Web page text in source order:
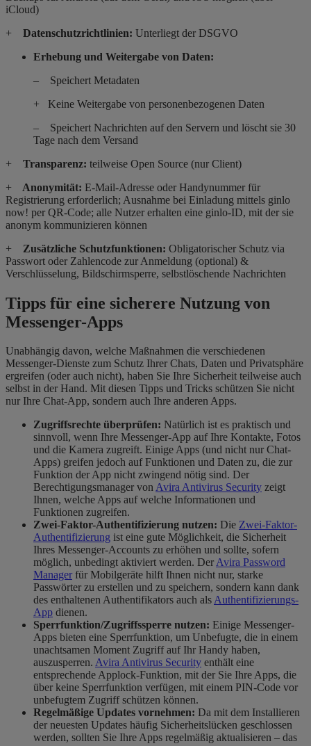
iCloud)
+ Datenschutzrichtlinien: Unterliegt der DSGVO
Erhebung und Weitergabe von Daten:
– Speichert Metadaten
+ Keine Weitergabe von personenbezogenen Daten
– Speichert Nachrichten auf den Servern und löscht sie 30
Tage nach dem Versand
+ Transparenz: teilweise Open Source (nur Client)
+ Anonymität: E-Mail-Adresse oder Handynummer für
Registrierung erforderlich; Ausnahme bei Einladung mittels ginlo
now! per QR-Code; alle Nutzer erhalten eine ginlo-ID, mit der sie
anonym kommunizieren können
+ Zusätzliche Schutzfunktionen: Obligatorischer Schutz via
Passwort oder Zahlencode zur Anmeldung (optional) &
Verschlüsselung, Bildschirmsperre, selbstlöschende Nachrichten
Tipps für eine sicherere Nutzung von
Messenger-Apps
Unabhängig davon, welche Maßnahmen die verschiedenen
Messenger-Dienste zum Schutz Ihrer Chats, Daten und Privatsphäre
ergreifen (oder auch nicht), haben Sie Ihre Sicherheit teilweise auch
selbst in der Hand. Mit diesen Tipps und Tricks schützen Sie nicht
nur Ihre Chat-App, sondern auch Ihre anderen Apps.
Zugriffsrechte überprüfen: Natürlich ist es praktisch und
sinnvoll, wenn Ihre Messenger-App auf Ihre Kontakte, Fotos
und die Kamera zugreift. Einige Apps (und nicht nur Chat-
Apps) greifen jedoch auf Funktionen und Daten zu, die zur
Funktion der App nicht zwingend nötig sind. Der
Berechtigungsmanager vonAvira Antivirus Security zeigt
Ihnen, welche Apps auf welche Informationen und
Funktionen zugreifen.
Zwei-Faktor-Authentifizierung nutzen: Die Zwei-Faktor-
Authentifizierung ist eine gute Möglichkeit, die Sicherheit
Ihres Messenger-Accounts zu erhöhen und sollte, sofern
möglich, unbedingt aktiviert werden. DerAvira Password
Manager für Mobilgeräte hilft Ihnen nicht nur, starke
Passwörter zu erstellen und zu speichern, sondern kann dank
des enthaltenen Authentifikators auch alsAuthentifizierungs-
App dienen.
Sperrfunktion/Zugriffssperre nutzen: Einige Messenger-
Apps bieten eine Sperrfunktion, um Unbefugte, die in einem
unachtsamen Moment Zugriff auf Ihr Handy haben,
auszusperren. Avira Antivirus Security enthält eine
entsprechende Applock-Funktion, mit der Sie Ihre Apps, die
über keine Sperrfunktion verfügen, mit einem PIN-Code vor
unbefugtem Zugriff schützen können.
Regelmäßige Updates vornehmen: Da mit dem Installieren
der neuesten Updates häufig Sicherheitslücken geschlossen
werden, sollten Sie Ihre Apps regelmäßig aktualisieren – das